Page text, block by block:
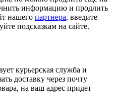
информацию и продлить
нашего партнера, введите
подсказкам на сайте.
курьерская служба и
доставку через почту
на ваш адрес придет